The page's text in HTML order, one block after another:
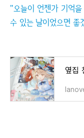
"오늘이 언젠가 기억
수 있는 날이었으면